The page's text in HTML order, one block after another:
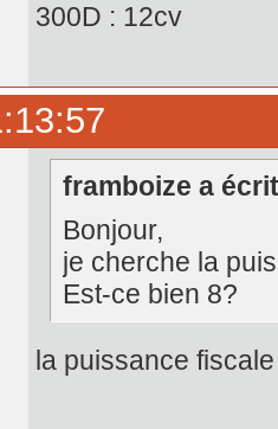
300D : 12cv
framboize a
Bonjour,
je cherche la
Est-ce bien 8?
la puissance